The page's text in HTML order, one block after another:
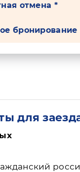
отмена *
бронирование
для